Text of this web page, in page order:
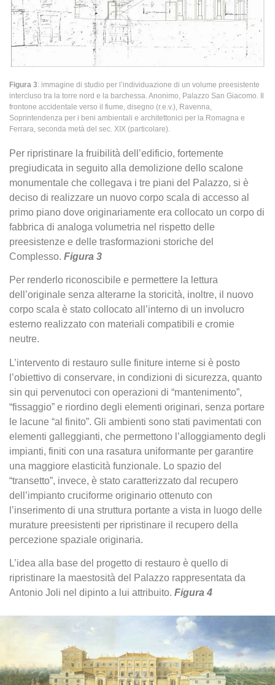
Figura 3: immagine di studio per l’individuazione di un volume preesistente
intercluso tra la torre nord e la barchessa. Anonimo, Palazzo San Giacomo. Il
frontone accidentale verso il fiume, disegno (r.e.v.), Ravenna,
Soprintendenza per i beni ambientali e architettonici per la Romagna e
Ferrara, seconda metà del sec. XIX (particolare).
Per ripristinare la fruibilità dell’edificio, fortemente
pregiudicata in seguito alla demolizione dello scalone
monumentale che collegava i tre piani del Palazzo, si è
deciso di realizzare un nuovo corpo scala di accesso al
primo piano dove originariamente era collocato un corpo di
fabbrica di analoga volumetria nel rispetto delle
preesistenze e delle trasformazioni storiche del
Complesso. Figura 3
Per renderlo riconoscibile e permettere la lettura
dell’originale senza alterarne la storicità, inoltre, il nuovo
corpo scala è stato collocato all’interno di un involucro
esterno realizzato con materiali compatibili e cromie
neutre.
L’intervento di restauro sulle finiture interne si è posto
l’obiettivo di conservare, in condizioni di sicurezza, quanto
sin qui pervenutoci con operazioni di “mantenimento”,
“fissaggio” e riordino degli elementi originari, senza portare
le lacune “al finito”. Gli ambienti sono stati pavimentati con
elementi galleggianti, che permettono l’alloggiamento degli
impianti, finiti con una rasatura uniformante per garantire
una maggiore elasticità funzionale. Lo spazio del
“transetto”, invece, è stato caratterizzato dal recupero
dell’impianto cruciforme originario ottenuto con
l’inserimento di una struttura portante a vista in luogo delle
murature preesistenti per ripristinare il recupero della
percezione spaziale originaria.
L’idea alla base del progetto di restauro è quello di
ripristinare la maestosità del Palazzo rappresentata da
Antonio Joli nel dipinto a lui attribuito. Figura 4